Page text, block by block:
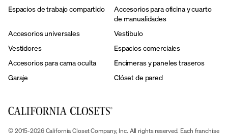
Espacios de trabajo compartido
Accesorios para oficina y cuarto
de manualidades
Accesorios universales
Vestibulo
Vestidores
Espacios comerciales
Accesorios para cama oculta
Encimeras y paneles traseros
Garaje
Clóset de pared
© 2015-2026 California Closet Company, Inc. All rights reserved. Each franchise